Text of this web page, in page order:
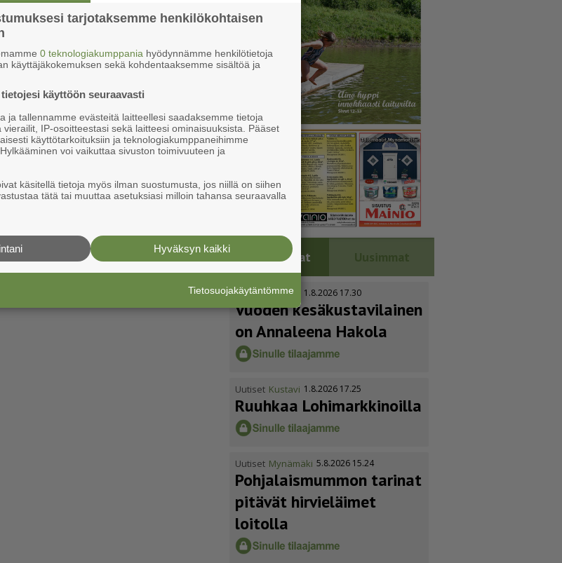
Luetuimmat Uusimmat
Uutiset Kustavi 1.8.2026 17.30
Vuoden kesäkus­ta­vi­lainen
on Annaleena Hakola
Uutiset Kustavi 1.8.2026 17.25
Ruuhkaa Lohimark­ki­noilla
Uutiset Mynämäki 5.8.2026 15.24
Pohja­lais­mummon tarinat
pitävät hirvieläimet
loitolla
tarjotaksemme henkilökohtaisen
0 teknologiakumppania hyödynnämme henkilötietoja
käyttäjäkokemuksen sekä kohdentaaksemme sisältöä ja
käyttöön seuraavasti
ja tallennamme evästeitä laitteellesi saadaksemme tietoja
vierailit, IP-osoitteestasi sekä laitteesi ominaisuuksista. Pääset
käyttötarkoituksiin ja teknologiakumppaneihimme
voi vaikuttaa sivuston toimivuuteen ja
käsitellä tietoja myös ilman suostumusta, jos niillä on siihen
tätä tai muuttaa asetuksiasi milloin tahansa seuraavalla
Hyväksyn kaikki
Tietosuojakäytäntömme